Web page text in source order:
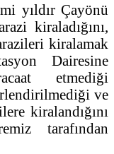
yıldır Çayönü
kiraladığını,
kiralamak
Dairesine
etmediği
ve
kiralandığını
tarafından